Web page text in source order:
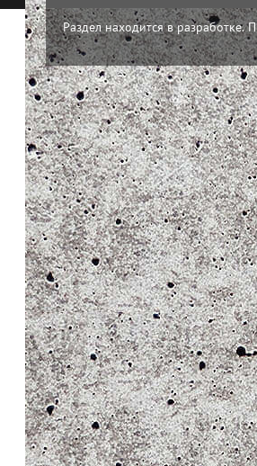
Раздел находится в разработке.